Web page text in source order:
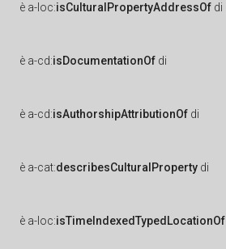
è a-loc:isCulturalPropertyAddressOf di
è a-cd:isDocumentationOf di
è a-cd:isAuthorshipAttributionOf di
è a-cat:describesCulturalProperty di
è a-loc:isTimeIndexedTypedLocationOf